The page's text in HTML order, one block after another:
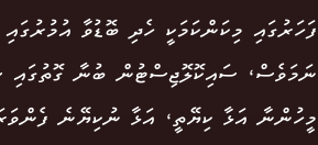
ފަހަރުގައި މިކަންކަމަކީ ހެދި ބޮޑުވާ
ނަމަވެސް، ސައިކޮލޮޖިސްޓުން ބުނާ ގޮތުގައި
މީހުންނާ އަޅާ ކިޔޭތީ، އަޅާ ނުކިޔޭނެ